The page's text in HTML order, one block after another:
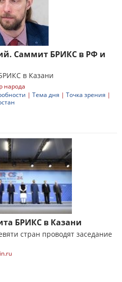
Саммит БРИКС в РФ и
в Казани
народа
| Тема дня | Точка зрения |
БРИКС в Казани
стран проводят заседание